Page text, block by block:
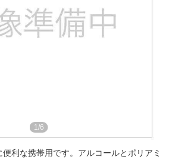
1/6
利な携帯用です。アルコールとポリアミ